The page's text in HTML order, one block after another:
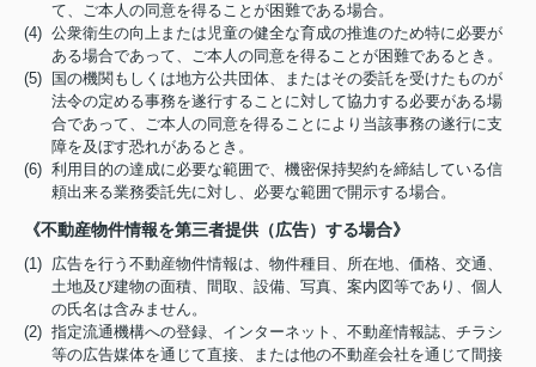
て、ご本人の同意を得ることが困難である場合。
(4) 公衆衛生の向上または児童の健全な育成の推進のため特に必要が
ある場合であって、ご本人の同意を得ることが困難であるとき。
(5) 国の機関もしくは地方公共団体、またはその委託を受けたものが
法令の定める事務を遂行することに対して協力する必要がある場
合であって、ご本人の同意を得ることにより当該事務の遂行に支
障を及ぼす恐れがあるとき。
(6) 利用目的の達成に必要な範囲で、機密保持契約を締結している信
頼出来る業務委託先に対し、必要な範囲で開示する場合。
《不動産物件情報を第三者提供（広告）する場合》
(1) 広告を行う不動産物件情報は、物件種目、所在地、価格、交通、
土地及び建物の面積、間取、設備、写真、案内図等であり、個人
の氏名は含みません。
(2) 指定流通機構への登録、インターネット、不動産情報誌、チラシ
等の広告媒体を通じて直接、または他の不動産会社を通じて間接